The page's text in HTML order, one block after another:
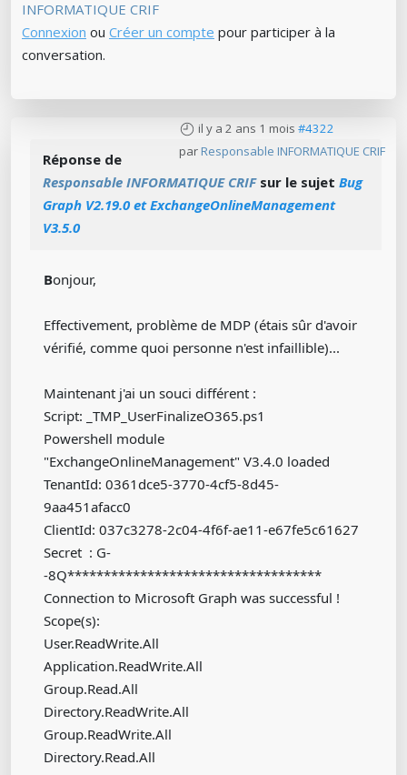
INFORMATIQUE CRIF
Connexion ou Créer un compte pour participer à la
conversation.
il y a 2 ans 1 mois #4322
par Responsable INFORMATIQUE CRIF
Réponse de
Responsable INFORMATIQUE CRIFsur le sujet Bug
Graph V2.19.0 et ExchangeOnlineManagement
V3.5.0
Bonjour,
Effectivement, problème de MDP (étais sûr d'avoir
vérifié, comme quoi personne n'est infaillible)...
Maintenant j'ai un souci différent :
Script: _TMP_UserFinalizeO365.ps1
Powershell module
"ExchangeOnlineManagement" V3.4.0 loaded
TenantId: 0361dce5-3770-4cf5-8d45-
9aa451afacc0
ClientId: 037c3278-2c04-4f6f-ae11-e67fe5c61627
Secret : G-
-8Q***********************************
Connection to Microsoft Graph was successful !
Scope(s):
User.ReadWrite.All
Application.ReadWrite.All
Group.Read.All
Directory.ReadWrite.All
Group.ReadWrite.All
Directory.Read.All